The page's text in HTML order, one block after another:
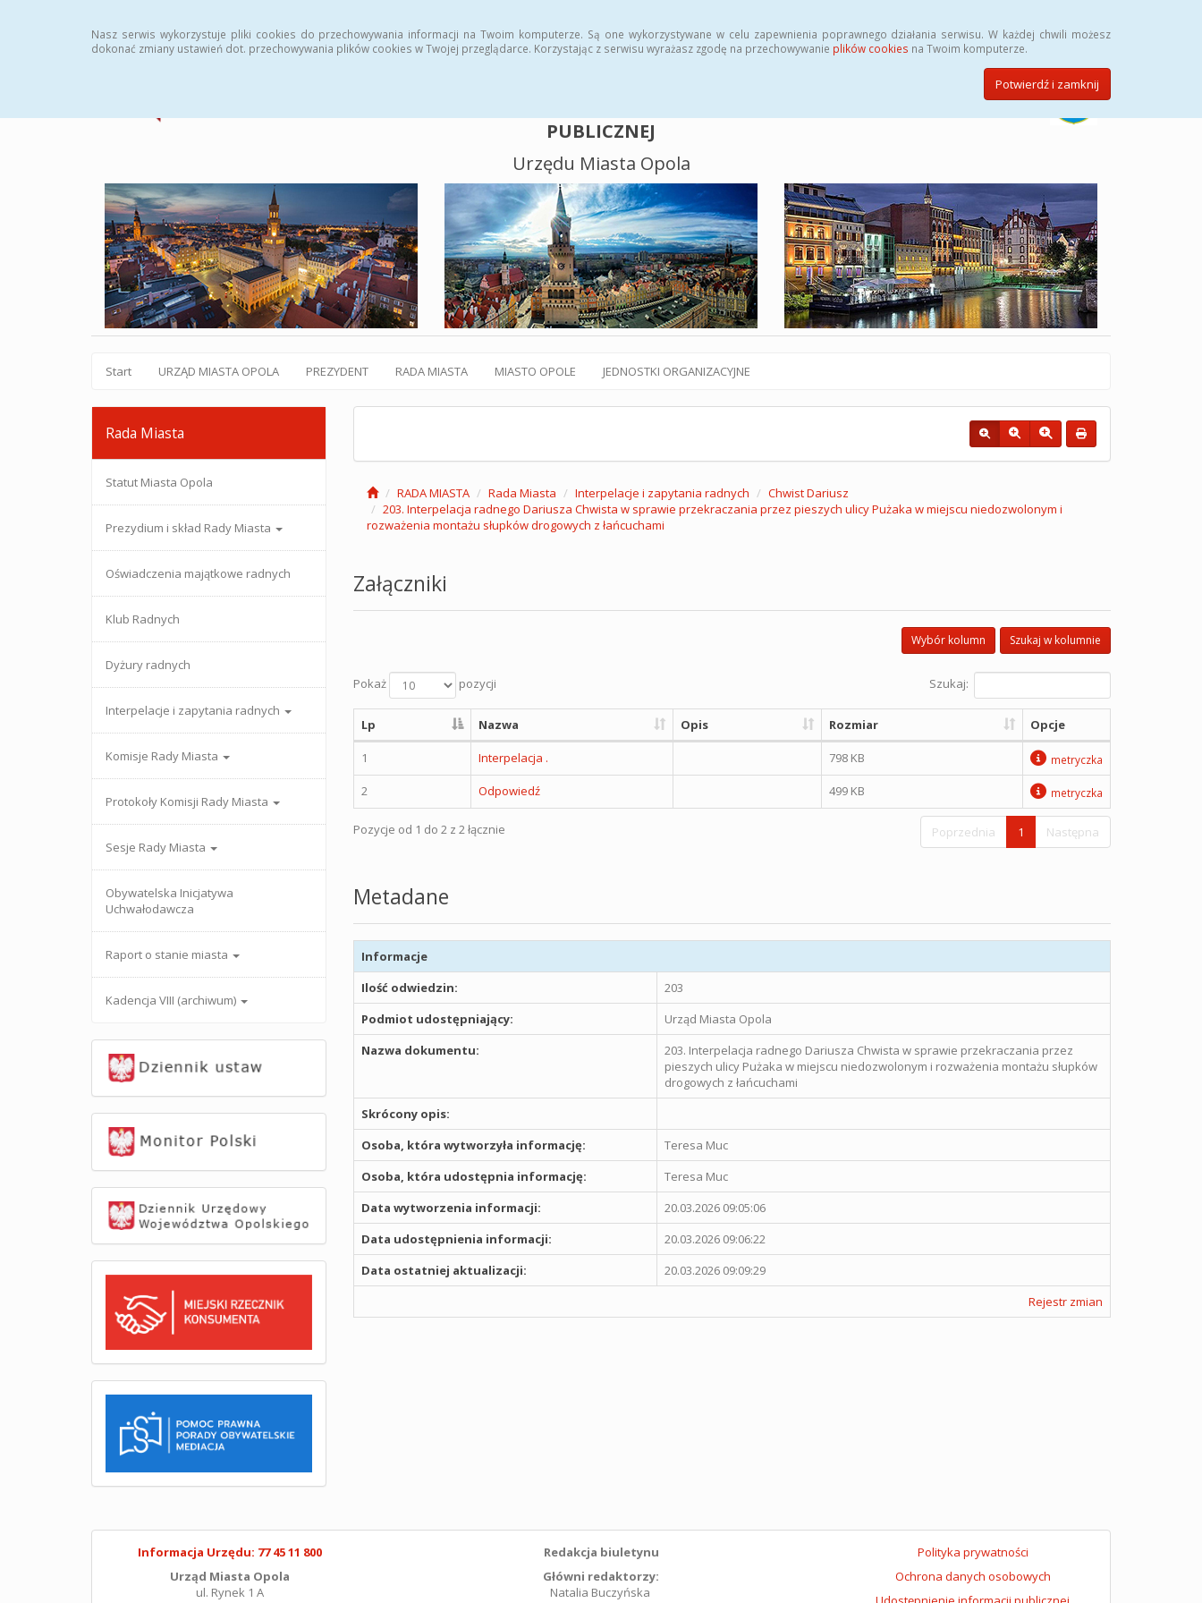
Nasz serwis wykorzystuje pliki cookies do przechowywania informacji na Twoim komputerze. Są one wykorzystywane w celu zapewnienia poprawnego działania serwisu. W każdej chwili możesz
dokonać zmiany ustawień dot. przechowywania plików cookies w Twojej przeglądarce. Korzystając z serwisu wyrażasz zgodę na przechowywanie plików cookies na Twoim komputerze.
Potwierdź i zamknij
PUBLICZNEJ
Urzędu Miasta Opola
Start URZĄD MIASTA OPOLA PREZYDENT RADA MIASTA MIASTO OPOLE JEDNOSTKI ORGANIZACYJNE
Rada Miasta
Statut Miasta Opola
Prezydium i skład Rady Miasta
Oświadczenia majątkowe radnych
Klub Radnych
Dyżury radnych
Interpelacje i zapytania radnych
Komisje Rady Miasta
Protokoły Komisji Rady Miasta
Sesje Rady Miasta
Obywatelska Inicjatywa
Uchwałodawcza
Raport o stanie miasta
Kadencja VIII (archiwum)
RADA MIASTA Rada Miasta Interpelacje i zapytania radnych
Chwist Dariusz
203. Interpelacja radnego Dariusza Chwista w sprawie przekraczania przez pieszych ulicy Pużaka w miejscu niedozwolonym i
rozważenia montażu słupków drogowych z łańcuchami
Załączniki
Szukaj w kolumnie
Wybór kolumn
Pokaż pozycji Szukaj:
Lp Nazwa Opis Rozmiar Opcje
1 Interpelacja . 798 KB metryczka
2 Odpowiedź 499 KB metryczka
Pozycje od 1 do 2 z 2 łącznie Poprzednia 1 Następna
Metadane
Informacje
Ilość odwiedzin:
203
Podmiot udostępniający:
Urząd Miasta Opola
Nazwa dokumentu:
203. Interpelacja radnego Dariusza Chwista w sprawie przekraczania przez
pieszych ulicy Pużaka w miejscu niedozwolonym i rozważenia montażu słupków
drogowych z łańcuchami
Skrócony opis:
Osoba, która wytworzyła informację:
Teresa Muc
Osoba, która udostępnia informację:
Teresa Muc
Data wytworzenia informacji:
20.03.2026 09:05:06
Data udostępnienia informacji:
20.03.2026 09:06:22
Data ostatniej aktualizacji:
20.03.2026 09:09:29
Rejestr zmian
Informacja Urzędu: 77 45 11 800
Urząd Miasta Opola
ul. Rynek 1 A
Redakcja biuletynu
Główni redaktorzy:
Natalia Buczyńska
Polityka prywatności
Ochrona danych osobowych